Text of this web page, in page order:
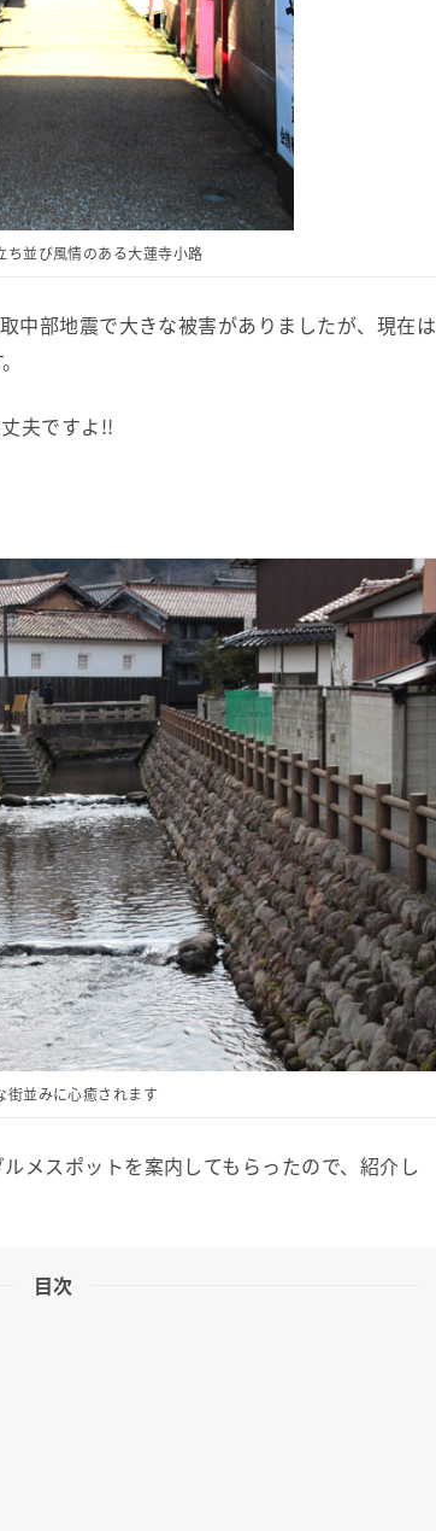
ち並び風情のある大蓮寺小路
中部地震で大きな被害がありましたが、現在は
夫ですよ!!
街並みに心癒されます
メスポットを案内してもらったので、紹介し
目次